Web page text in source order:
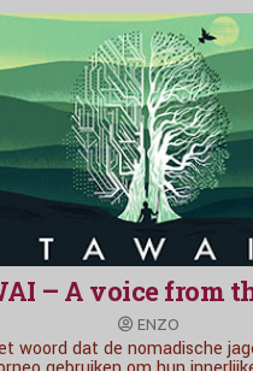
– A voice from
ENZO
woord dat de nomadische